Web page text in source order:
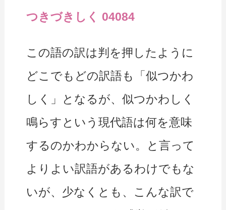
つきづきしく 04084
この語の訳は判を押したように
どこでもどの訳語も「似つかわ
しく」となるが、似つかわしく
鳴らすという現代語は何を意味
するのかわからない。と言って
よりよい訳語があるわけでもな
いが、少なくとも、こんな訳で